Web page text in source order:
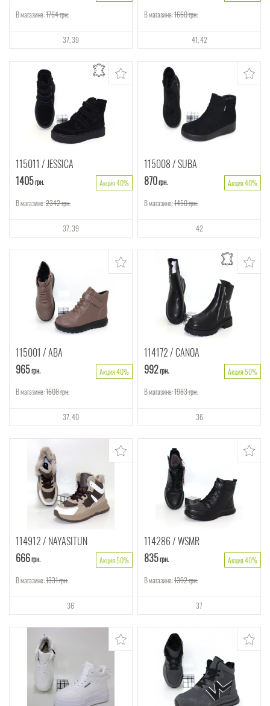
В магазине:1764грн.
37 39
В магазине:1660грн.
41 42
115011 JESSICA
1405грн.
Акция 40%
В магазине:2342грн.
37 39
115008 SUBA
870грн.
Акция 40%
В магазине:1450грн.
42
115001 ABA
965грн.
Акция 40%
В магазине:1608грн.
37 40
114172 CANOA
992грн.
Акция 50%
В магазине:1983грн.
36
114912 NAYASITUN
666грн.
Акция 50%
В магазине:1331грн.
36
114286 WSMR
835грн.
Акция 40%
В магазине:1392грн.
37